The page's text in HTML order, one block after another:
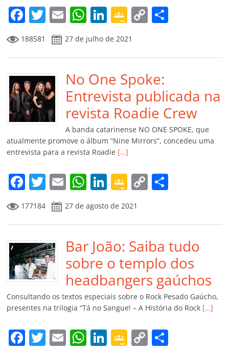
m
F
a
c
e
b
o
o
k
T
w
itt
er
E
m
ai
l
W
h
at
s
A
p
p
Li
n
k
e
dI
n
G
o
o
gl
e
Cl
a
ss
ro
o
m
C
y
Li
n
k
p
til
h
ar
188581 27 de julho de 2021
No One Spoke:
Entrevista publicada na
revista Roadie Crew
A banda catarinense NO ONE SPOKE, que
atualmente promove o álbum “Nine Mirrors”, concedeu uma
entrevista para a revista Roadie […]
F
a
c
e
b
o
o
k
T
w
itt
er
E
m
ai
l
W
at
s
A
p
p
Li
n
k
e
dI
n
G
o
o
gl
e
Cl
a
ss
ro
o
C
y
Li
n
k
p
ar
til
h
ar
177184 27 de agosto de 2021
Bar João: Saiba tudo
sobre o templo dos
headbangers gaúchos
Consultando os textos especiais sobre o Rock Pesado Gaúcho,
presentes na trilogia “Tá no Sangue! – A História do Rock […]
F T E W Li G C